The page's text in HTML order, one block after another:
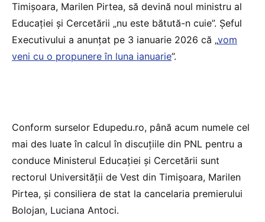
Timișoara, Marilen Pirtea, să devină noul ministru al
Educației și Cercetării „nu este bătută-n cuie”. Șeful
Executivului a anunțat pe 3 ianuarie 2026 că „vom
veni cu o propunere în luna ianuarie”.
Conform surselor Edupedu.ro, până acum numele cel
mai des luate în calcul în discuțiile din PNL pentru a
conduce Ministerul Educației și Cercetării sunt
rectorul Universității de Vest din Timișoara, Marilen
Pirtea, și consiliera de stat la cancelaria premierului
Bolojan, Luciana Antoci.